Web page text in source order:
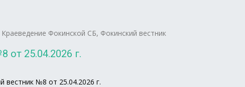
Краеведение Фокинской СБ, Фокинский вестник
от 25.04.2026 г.
№8 от 25.04.2026 г.